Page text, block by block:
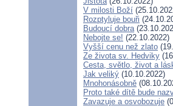
V milosti Boží
Rozptyluje bouři
Budoucí dobra
Nebojte se! (22.10.2022)
Vyšší cenu než zlato
Ze života sv. Hedviky
Cesta, světlo, život a
Jak veliký (10.10.2022)
Mnohonásobně
Proto také dítě bude
Zavazuje a osvobozuje